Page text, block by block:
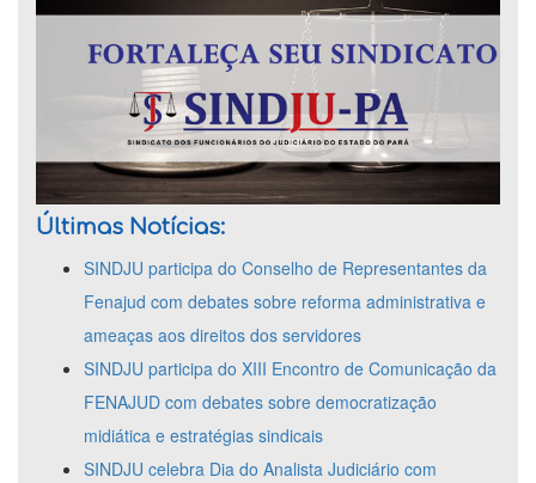
Últimas Notícias:
SINDJU participa do Conselho de Representantes da
Fenajud com debates sobre reforma administrativa e
ameaças aos direitos dos servidores
SINDJU participa do XIII Encontro de Comunicação da
FENAJUD com debates sobre democratização
midiática e estratégias sindicais
SINDJU celebra Dia do Analista Judiciário com